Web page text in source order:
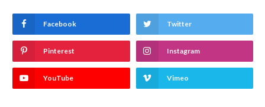
Facebook Twitter
Pinterest Instagram
YouTube Vimeo